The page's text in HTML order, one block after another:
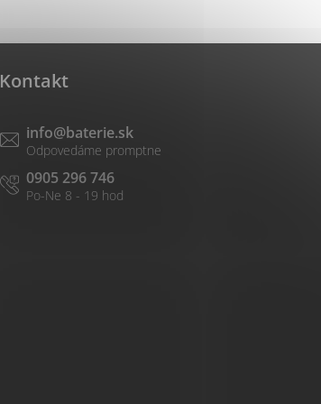
Kontakt
info@baterie.sk
0905 296 746